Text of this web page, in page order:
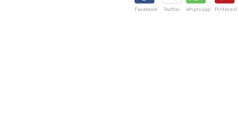
Facebook Twitter Whatsapp Pinterest